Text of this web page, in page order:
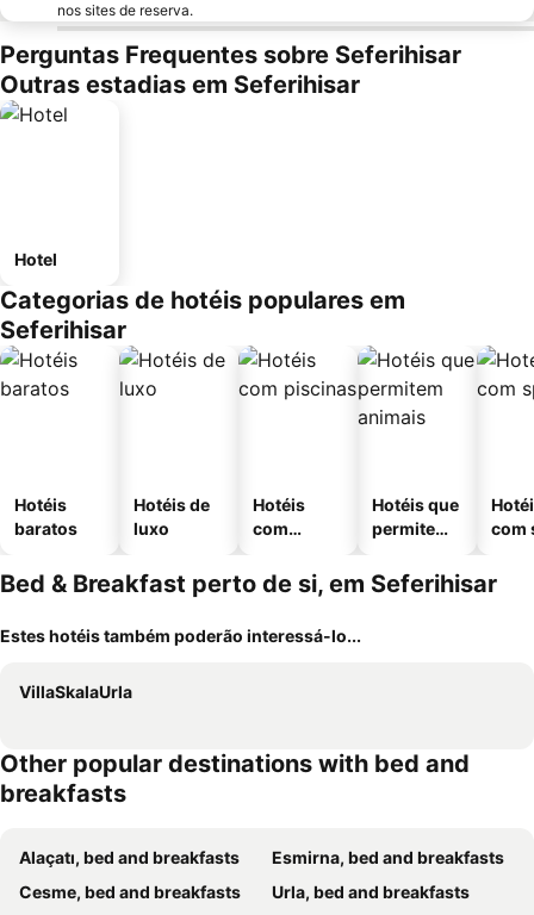
nos sites de reserva.
Perguntas Frequentes sobre Seferihisar
Outras estadias em Seferihisar
Hotel
Categorias de hotéis populares em
Seferihisar
Hotéis
baratos
Hotéis de
luxo
Hotéis
com
Hotéis que
permitem
com
Bed & Breakfast perto de si, em Seferihisar
Estes hotéis também poderão interessá-lo...
VillaSkalaUrla
Other popular destinations with bed and
breakfasts
Alaçatı, bed and breakfasts
Esmirna, bed and breakfasts
Cesme, bed and breakfasts
Urla, bed and breakfasts